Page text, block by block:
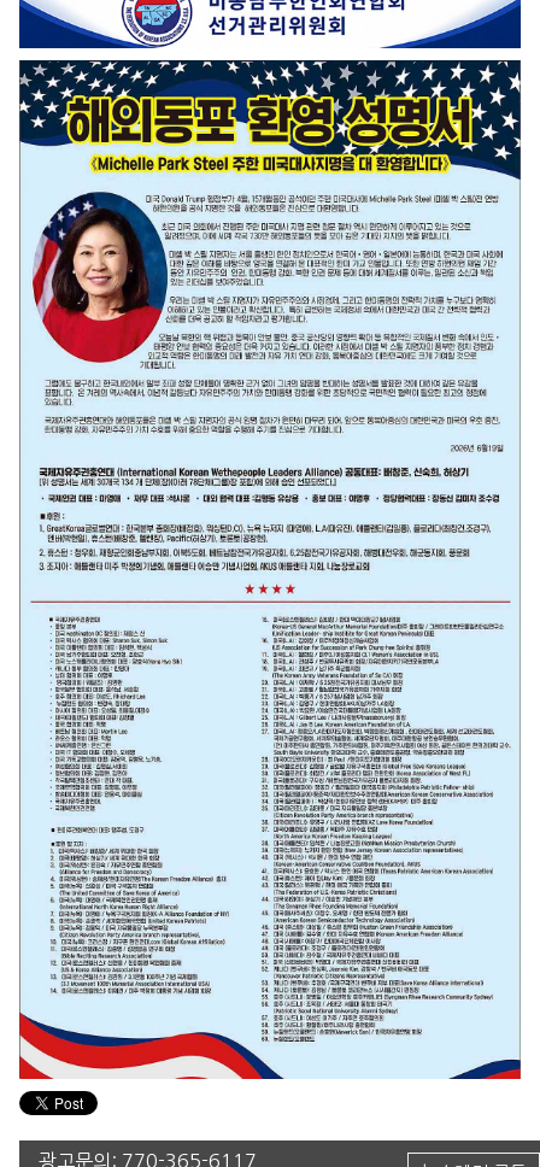
광고문의: 770-365-6117